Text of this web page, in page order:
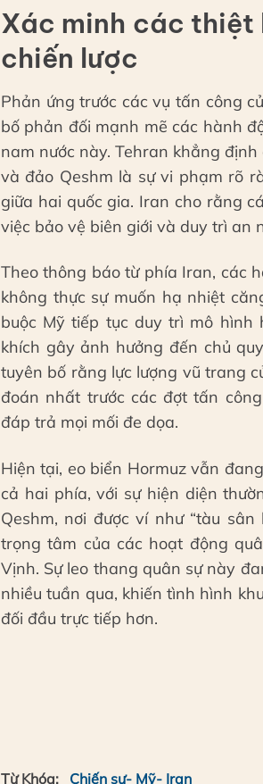
Xác minh các
chiến lược
Phản ứng trước các vụ tấn công
bố phản đối mạnh mẽ các hành
nam nước này. Tehran khẳng
và đảo Qeshm là sự vi phạm rõ
giữa hai quốc gia. Iran cho rằng
việc bảo vệ biên giới và duy trì an
Theo thông báo từ phía Iran, các
không thực sự muốn hạ nhiệt
buộc Mỹ tiếp tục duy trì mô
khích gây ảnh hưởng đến chủ
tuyên bố rằng lực lượng vũ trang
đoán nhất trước các đợt tấn
đáp trả mọi mối đe dọa.
Hiện tại, eo biển Hormuz vẫn
cả hai phía, với sự hiện diện
Qeshm, nơi được ví như “tàu
trọng tâm của các hoạt động
Vịnh. Sự leo thang quân sự này
nhiều tuần qua, khiến tình hình
đối đầu trực tiếp hơn.
Từ Khóa: Chiến sự- Mỹ- Iran